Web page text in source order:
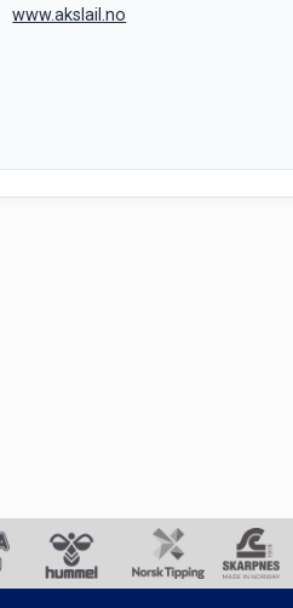
www.akslail.no